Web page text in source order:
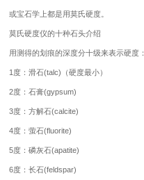
或宝石学上都是用莫氏硬度。
莫氏硬度仪的十种石头介绍
用测得的划痕的深度分十级来表示硬度：
1度：滑石(talc)（硬度最小）
2度：石膏(gypsum)
3度：方解石(calcite)
4度：萤石(fluorite)
5度：磷灰石(apatite)
6度：长石(feldspar)